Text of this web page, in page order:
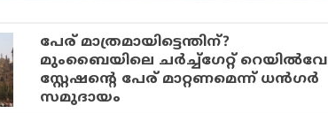
പേര് മാത്രമായിട്ടെന്തിന്?
മുംബൈയിലെ ചര്‍ച്ച്‌ഗേറ്റ് റെയില്‍വേ
സ്റ്റേഷന്റെ പേര് മാറ്റണമെന്ന് ധന്‍ഗര്‍
സമുദായം